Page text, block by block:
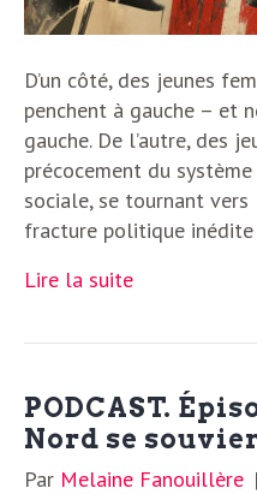
D’un côté, des jeunes
penchent à gauche – et
gauche. De l’autre, des
précocement du
sociale, se tournant
fracture politique
Lire la suite
PODCAST.
Nord se
Par Melaine Fanouillère |